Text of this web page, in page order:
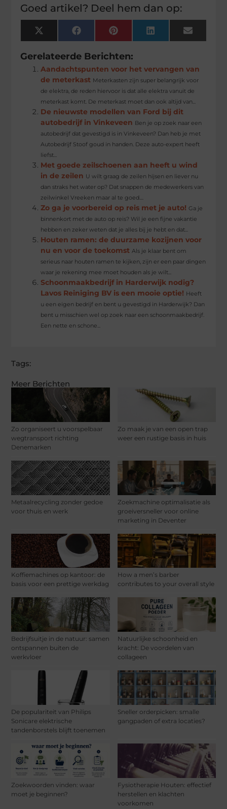
Meer Berichten
Zo organiseert u voorspelbaar
wegtransport richting
Denemarken
Zo maak je van een open trap
weer een rustige basis in huis
Metaalrecycling zonder gedoe
voor thuis en werk
Zoekmachine optimalisatie als
groeiversneller voor online
marketing in Deventer
Koffiemachines op kantoor: de
basis voor een prettige werkdag
How a men’s barber
contributes to your overall style
Bedrijfsuitje in de natuur: samen
ontspannen buiten de
werkvloer
Natuurlijke schoonheid en
kracht: De voordelen van
collageen
De populariteit van Philips
Sonicare elektrische
tandenborstels blijft toenemen
Sneller orderpicken: smalle
gangpaden of extra locaties?
Zoekwoorden vinden: waar
moet je beginnen?
Fysiotherapie Houten: effectief
herstellen en klachten
voorkomen
Goed artikel? Deel hem dan op:
X
(Twitter)
FacebookPinterest LinkedIn Email
Gerelateerde Berichten:
Aandachtspunten voor het vervangen van
de meterkast Meterkasten zijn super belangrijk voor
de elektra, de reden hiervoor is dat alle elektra vanuit de
meterkast komt. De meterkast moet dan ook altijd van...
De nieuwste modellen van Ford bij dit
autobedrijf in Vinkeveen Ben je op zoek naar een
autobedrijf dat gevestigd is in Vinkeveen? Dan heb je met
Autobedrijf Stoof goud in handen. Deze auto-expert heeft
liefst...
Met goede zeilschoenen aan heeft u wind
in de zeilen U wilt graag de zeilen hijsen en liever nu
dan straks het water op? Dat snappen de medewerkers van
zeilwinkel Vreeken maar al te goed....
Zo ga je voorbereid op reis met je auto! Ga je
binnenkort met de auto op reis? Wil je een fijne vakantie
hebben en zeker weten dat je alles bij je hebt en dat...
Houten ramen: de duurzame kozijnen voor
nu en voor de toekomst Als je klaar bent om
serieus naar houten ramen te kijken, zijn er een paar dingen
waar je rekening mee moet houden als je wilt...
Schoonmaakbedrijf in Harderwijk nodig?
Lavos Reiniging BV is een mooie optie! Heeft
u een eigen bedrijf en bent u gevestigd in Harderwijk? Dan
bent u misschien wel op zoek naar een schoonmaakbedrijf.
Een nette en schone...
Tags: